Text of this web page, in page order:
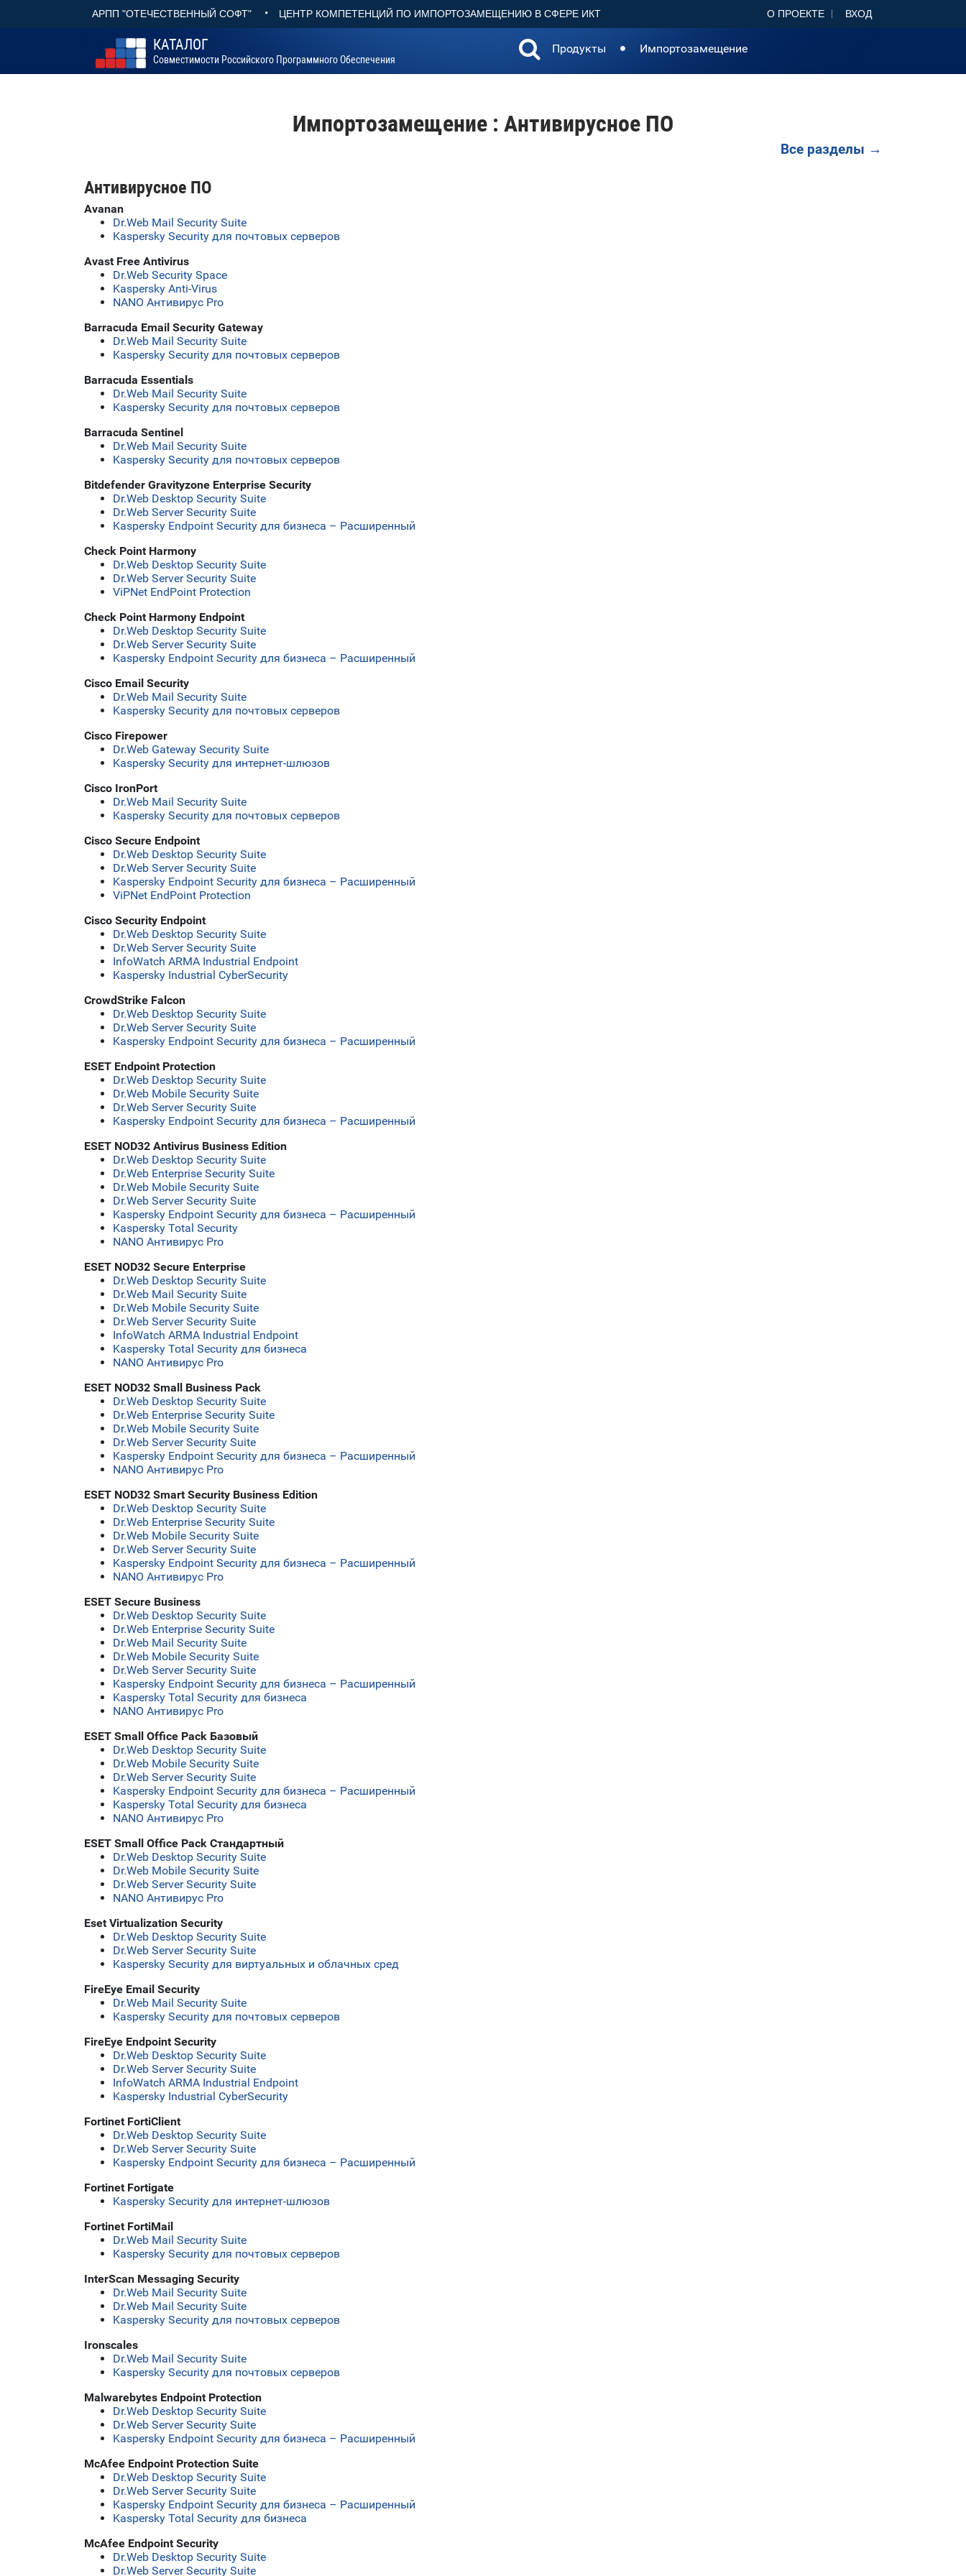
АРПП "ОТЕЧЕСТВЕННЫЙ СОФТ" • ЦЕНТР КОМПЕТЕНЦИЙ ПО ИМПОРТОЗАМЕЩЕНИЮ В СФЕРЕ ИКТ О ПРОЕКТЕ ВХОД
КАТАЛОГ
Совместимости Российского Программного Обеспечения
Продукты Импортозамещение
Импортозамещение : Антивирусное ПО
Все разделы →
Антивирусное ПО
Avanan
Dr.Web Mail Security Suite
Kaspersky Security для почтовых серверов
Avast Free Antivirus
Dr.Web Security Space
Kaspersky Anti-Virus
NANO Антивирус Pro
Barracuda Email Security Gateway
Dr.Web Mail Security Suite
Kaspersky Security для почтовых серверов
Barracuda Essentials
Dr.Web Mail Security Suite
Kaspersky Security для почтовых серверов
Barracuda Sentinel
Dr.Web Mail Security Suite
Kaspersky Security для почтовых серверов
Bitdefender Gravityzone Enterprise Security
Dr.Web Desktop Security Suite
Dr.Web Server Security Suite
Kaspersky Endpoint Security для бизнеса – Расширенный
Check Point Harmony
Dr.Web Desktop Security Suite
Dr.Web Server Security Suite
ViPNet EndPoint Protection
Check Point Harmony Endpoint
Dr.Web Desktop Security Suite
Dr.Web Server Security Suite
Kaspersky Endpoint Security для бизнеса – Расширенный
Cisco Email Security
Dr.Web Mail Security Suite
Kaspersky Security для почтовых серверов
Cisco Firepower
Dr.Web Gateway Security Suite
Kaspersky Security для интернет-шлюзов
Cisco IronPort
Dr.Web Mail Security Suite
Kaspersky Security для почтовых серверов
Cisco Secure Endpoint
Dr.Web Desktop Security Suite
Dr.Web Server Security Suite
Kaspersky Endpoint Security для бизнеса – Расширенный
ViPNet EndPoint Protection
Cisco Security Endpoint
Dr.Web Desktop Security Suite
Dr.Web Server Security Suite
InfoWatch ARMA Industrial Endpoint
Kaspersky Industrial CyberSecurity
CrowdStrike Falcon
Dr.Web Desktop Security Suite
Dr.Web Server Security Suite
Kaspersky Endpoint Security для бизнеса – Расширенный
ESET Endpoint Protection
Dr.Web Desktop Security Suite
Dr.Web Mobile Security Suite
Dr.Web Server Security Suite
Kaspersky Endpoint Security для бизнеса – Расширенный
ESET NOD32 Antivirus Business Edition
Dr.Web Desktop Security Suite
Dr.Web Enterprise Security Suite
Dr.Web Mobile Security Suite
Dr.Web Server Security Suite
Kaspersky Endpoint Security для бизнеса – Расширенный
Kaspersky Total Security
NANO Антивирус Pro
ESET NOD32 Secure Enterprise
Dr.Web Desktop Security Suite
Dr.Web Mail Security Suite
Dr.Web Mobile Security Suite
Dr.Web Server Security Suite
InfoWatch ARMA Industrial Endpoint
Kaspersky Total Security для бизнеса
NANO Антивирус Pro
ESET NOD32 Small Business Pack
Dr.Web Desktop Security Suite
Dr.Web Enterprise Security Suite
Dr.Web Mobile Security Suite
Dr.Web Server Security Suite
Kaspersky Endpoint Security для бизнеса – Расширенный
NANO Антивирус Pro
ESET NOD32 Smart Security Business Edition
Dr.Web Desktop Security Suite
Dr.Web Enterprise Security Suite
Dr.Web Mobile Security Suite
Dr.Web Server Security Suite
Kaspersky Endpoint Security для бизнеса – Расширенный
NANO Антивирус Pro
ESET Secure Business
Dr.Web Desktop Security Suite
Dr.Web Enterprise Security Suite
Dr.Web Mail Security Suite
Dr.Web Mobile Security Suite
Dr.Web Server Security Suite
Kaspersky Endpoint Security для бизнеса – Расширенный
Kaspersky Total Security для бизнеса
NANO Антивирус Pro
ESET Small Office Pack Базовый
Dr.Web Desktop Security Suite
Dr.Web Mobile Security Suite
Dr.Web Server Security Suite
Kaspersky Endpoint Security для бизнеса – Расширенный
Kaspersky Total Security для бизнеса
NANO Антивирус Pro
ESET Small Office Pack Стандартный
Dr.Web Desktop Security Suite
Dr.Web Mobile Security Suite
Dr.Web Server Security Suite
NANO Антивирус Pro
Eset Virtualization Security
Dr.Web Desktop Security Suite
Dr.Web Server Security Suite
Kaspersky Security для виртуальных и облачных сред
FireEye Email Security
Dr.Web Mail Security Suite
Kaspersky Security для почтовых серверов
FireEye Endpoint Security
Dr.Web Desktop Security Suite
Dr.Web Server Security Suite
InfoWatch ARMA Industrial Endpoint
Kaspersky Industrial CyberSecurity
Fortinet FortiClient
Dr.Web Desktop Security Suite
Dr.Web Server Security Suite
Kaspersky Endpoint Security для бизнеса – Расширенный
Fortinet Fortigate
Kaspersky Security для интернет-шлюзов
Fortinet FortiMail
Dr.Web Mail Security Suite
Kaspersky Security для почтовых серверов
InterScan Messaging Security
Dr.Web Mail Security Suite
Dr.Web Mail Security Suite
Kaspersky Security для почтовых серверов
Ironscales
Dr.Web Mail Security Suite
Kaspersky Security для почтовых серверов
Malwarebytes Endpoint Protection
Dr.Web Desktop Security Suite
Dr.Web Server Security Suite
Kaspersky Endpoint Security для бизнеса – Расширенный
McAfee Endpoint Protection Suite
Dr.Web Desktop Security Suite
Dr.Web Server Security Suite
Kaspersky Endpoint Security для бизнеса – Расширенный
Kaspersky Total Security для бизнеса
McAfee Endpoint Security
Dr.Web Desktop Security Suite
Dr.Web Server Security Suite